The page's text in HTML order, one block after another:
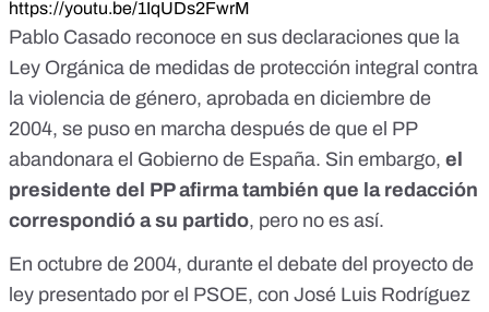
https://youtu.be/1IqUDs2FwrM
Pablo Casado reconoce en sus declaraciones que la
Ley Orgánica de medidas de protección integral contra
la violencia de género, aprobada en diciembre de
2004, se puso en marcha después de que el PP
abandonara el Gobierno de España. Sin embargo, el
presidente del PP afirma también que la redacción
correspondió a su partido, pero no es así.
En octubre de 2004, durante el debate del proyecto de
ley presentado por el PSOE, con José Luis Rodríguez